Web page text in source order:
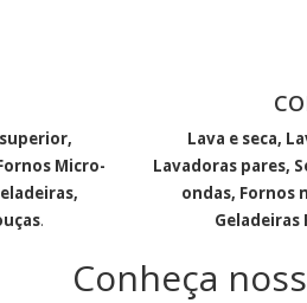
Micro-
.
Lava e seca,
Lavadoras pares,
ondas, Fornos
Geladeiras
Conheça